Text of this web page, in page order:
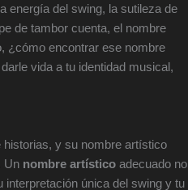
energía del swing, la sutileza de
de tambor cuenta, el nombre
¿cómo encontrar ese nombre
vida a tu identidad musical,
historias, y su nombre artístico
Un nombre artístico adecuado no
única del swing y tu